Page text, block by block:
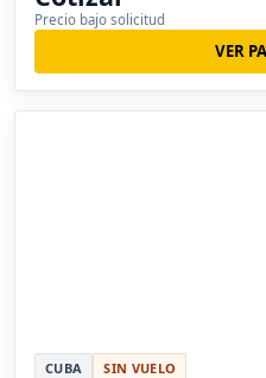
Precio bajo solicitud
VER
CUBA SIN VUELO